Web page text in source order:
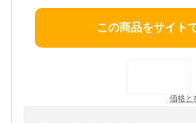
この商品をサイト
価格と